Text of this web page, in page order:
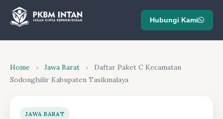
Hubungi Kami
Home › Jawa Barat ›
Daftar Paket C Kecamatan
Sodonghilir Kabupaten Tasikmalaya
JAWA BARAT